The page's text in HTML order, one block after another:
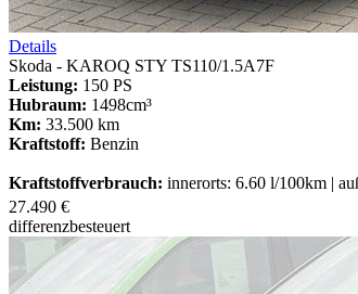
Details
Skoda - KAROQ STY TS110/1.5A7F
Leistung: 150 PS
Hubraum: 1498cm³
Km: 33.500 km
Kraftstoff: Benzin
Kraftstoffverbrauch: innerorts: 6.60 l/100km |
27.490 €
differenzbesteuert